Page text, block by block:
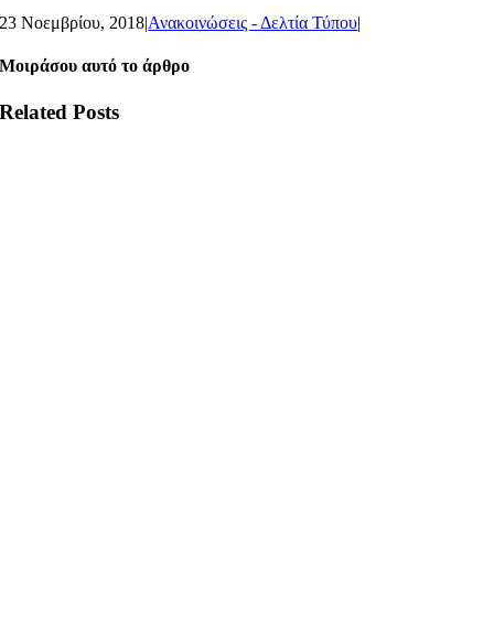
23 Νοεμβρίου, 2018|Ανακοινώσεις - Δελτία Τύπου|
Μοιράσου αυτό το άρθρο
Related Posts